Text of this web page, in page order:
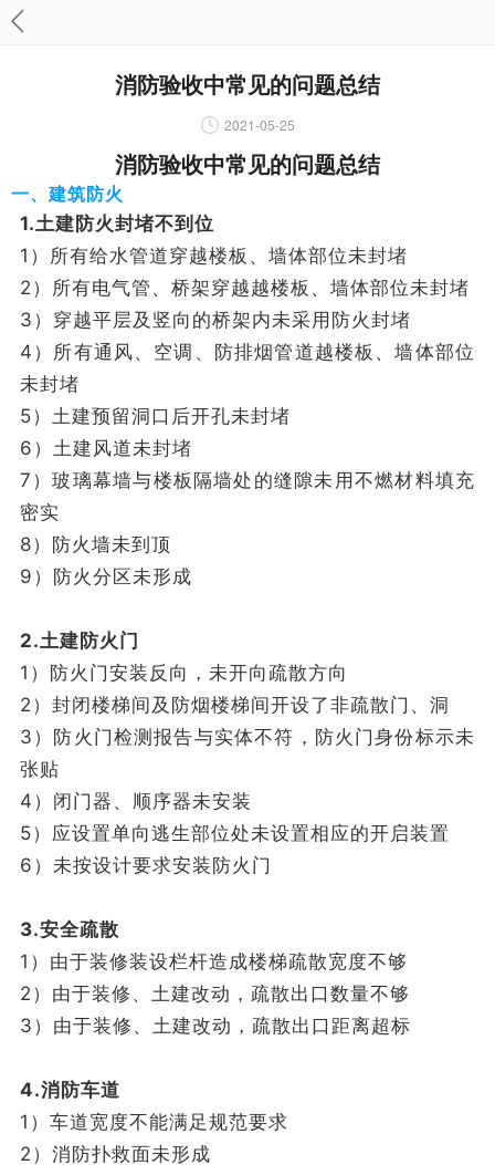
消防验收中常见的问题总结
2021-05-25
消防验收中常见的问题总结
一、建筑防火
1.土建防火封堵不到位
1）所有给水管道穿越楼板、墙体部位未封堵
2）所有电气管、桥架穿越越楼板、墙体部位未封堵
3）穿越平层及竖向的桥架内未采用防火封堵
4）所有通风、空调、防排烟管道越楼板、墙体部位
未封堵
5）土建预留洞口后开孔未封堵
6）土建风道未封堵
7）玻璃幕墙与楼板隔墙处的缝隙未用不燃材料填充
密实
8）防火墙未到顶
9）防火分区未形成
2.土建防火门
1）防火门安装反向，未开向疏散方向
2）封闭楼梯间及防烟楼梯间开设了非疏散门、洞
3）防火门检测报告与实体不符，防火门身份标示未
张贴
4）闭门器、顺序器未安装
5）应设置单向逃生部位处未设置相应的开启装置
6）未按设计要求安装防火门
3.安全疏散
1）由于装修装设栏杆造成楼梯疏散宽度不够
2）由于装修、土建改动，疏散出口数量不够
3）由于装修、土建改动，疏散出口距离超标
4.消防车道
1）车道宽度不能满足规范要求
2）消防扑救面未形成